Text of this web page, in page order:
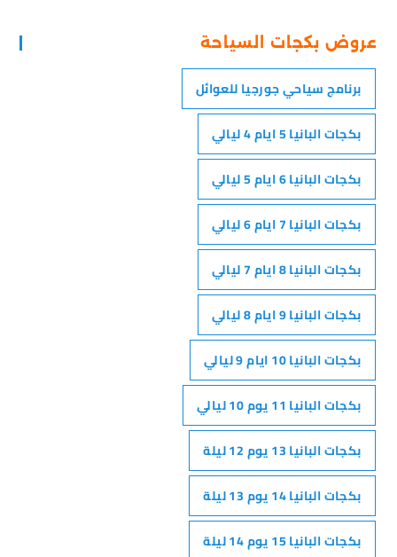
عروض بكجات السياحة
برنامج سياحي جورجيا للعوائل
بكجات البانيا 5 ايام 4 ليالي
بكجات البانيا 6 ايام 5 ليالي
بكجات البانيا 7 ايام 6 ليالي
بكجات البانيا 8 ايام 7 ليالي
بكجات البانيا 9 ايام 8 ليالي
بكجات البانيا 10 ايام 9 ليالي
بكجات البانيا 11 يوم 10 ليالي
بكجات البانيا 13 يوم 12 ليلة
بكجات البانيا 14 يوم 13 ليلة
بكجات البانيا 15 يوم 14 ليلة